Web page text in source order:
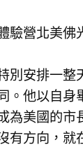
驗營北美
別安排一
。他以自
為美國的
有方向，